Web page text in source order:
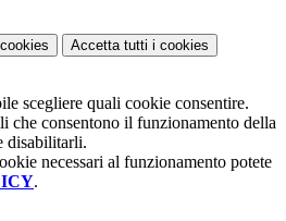
Accetta tutti i cookies
scegliere quali cookie consentire.
che consentono il funzionamento della
disabilitarli.
necessari al funzionamento potete
.